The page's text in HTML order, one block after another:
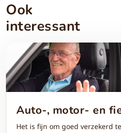
Ook
interessant
Auto-, motor- en
Het is fijn om goed verzekerd